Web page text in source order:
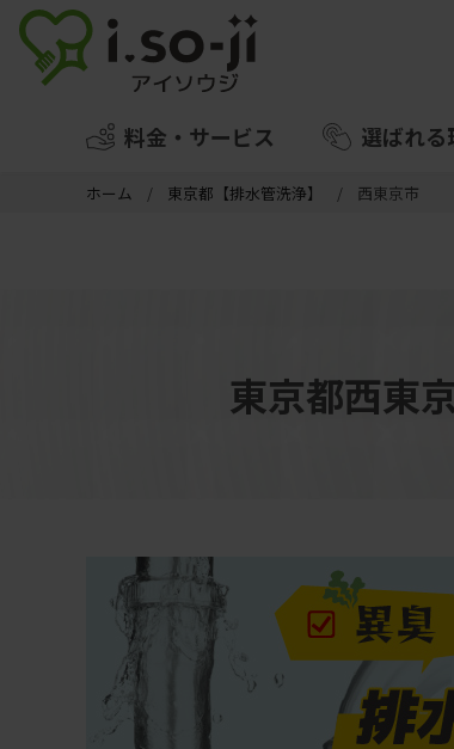
料金・サービス 選ばれる
ホーム 東京都【排水管洗浄】 西東京市
東京都西東